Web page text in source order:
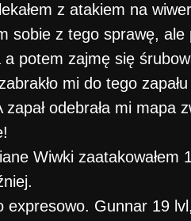
z atakiem na
sobie z tego sprawę,
a potem zajmę się
mi do tego
zapał odebrała mi mapa
Wiwki zaatakowałem
expresowo. Gunnar 19